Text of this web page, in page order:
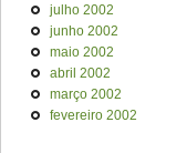
julho 2002
junho 2002
maio 2002
abril 2002
março 2002
fevereiro 2002